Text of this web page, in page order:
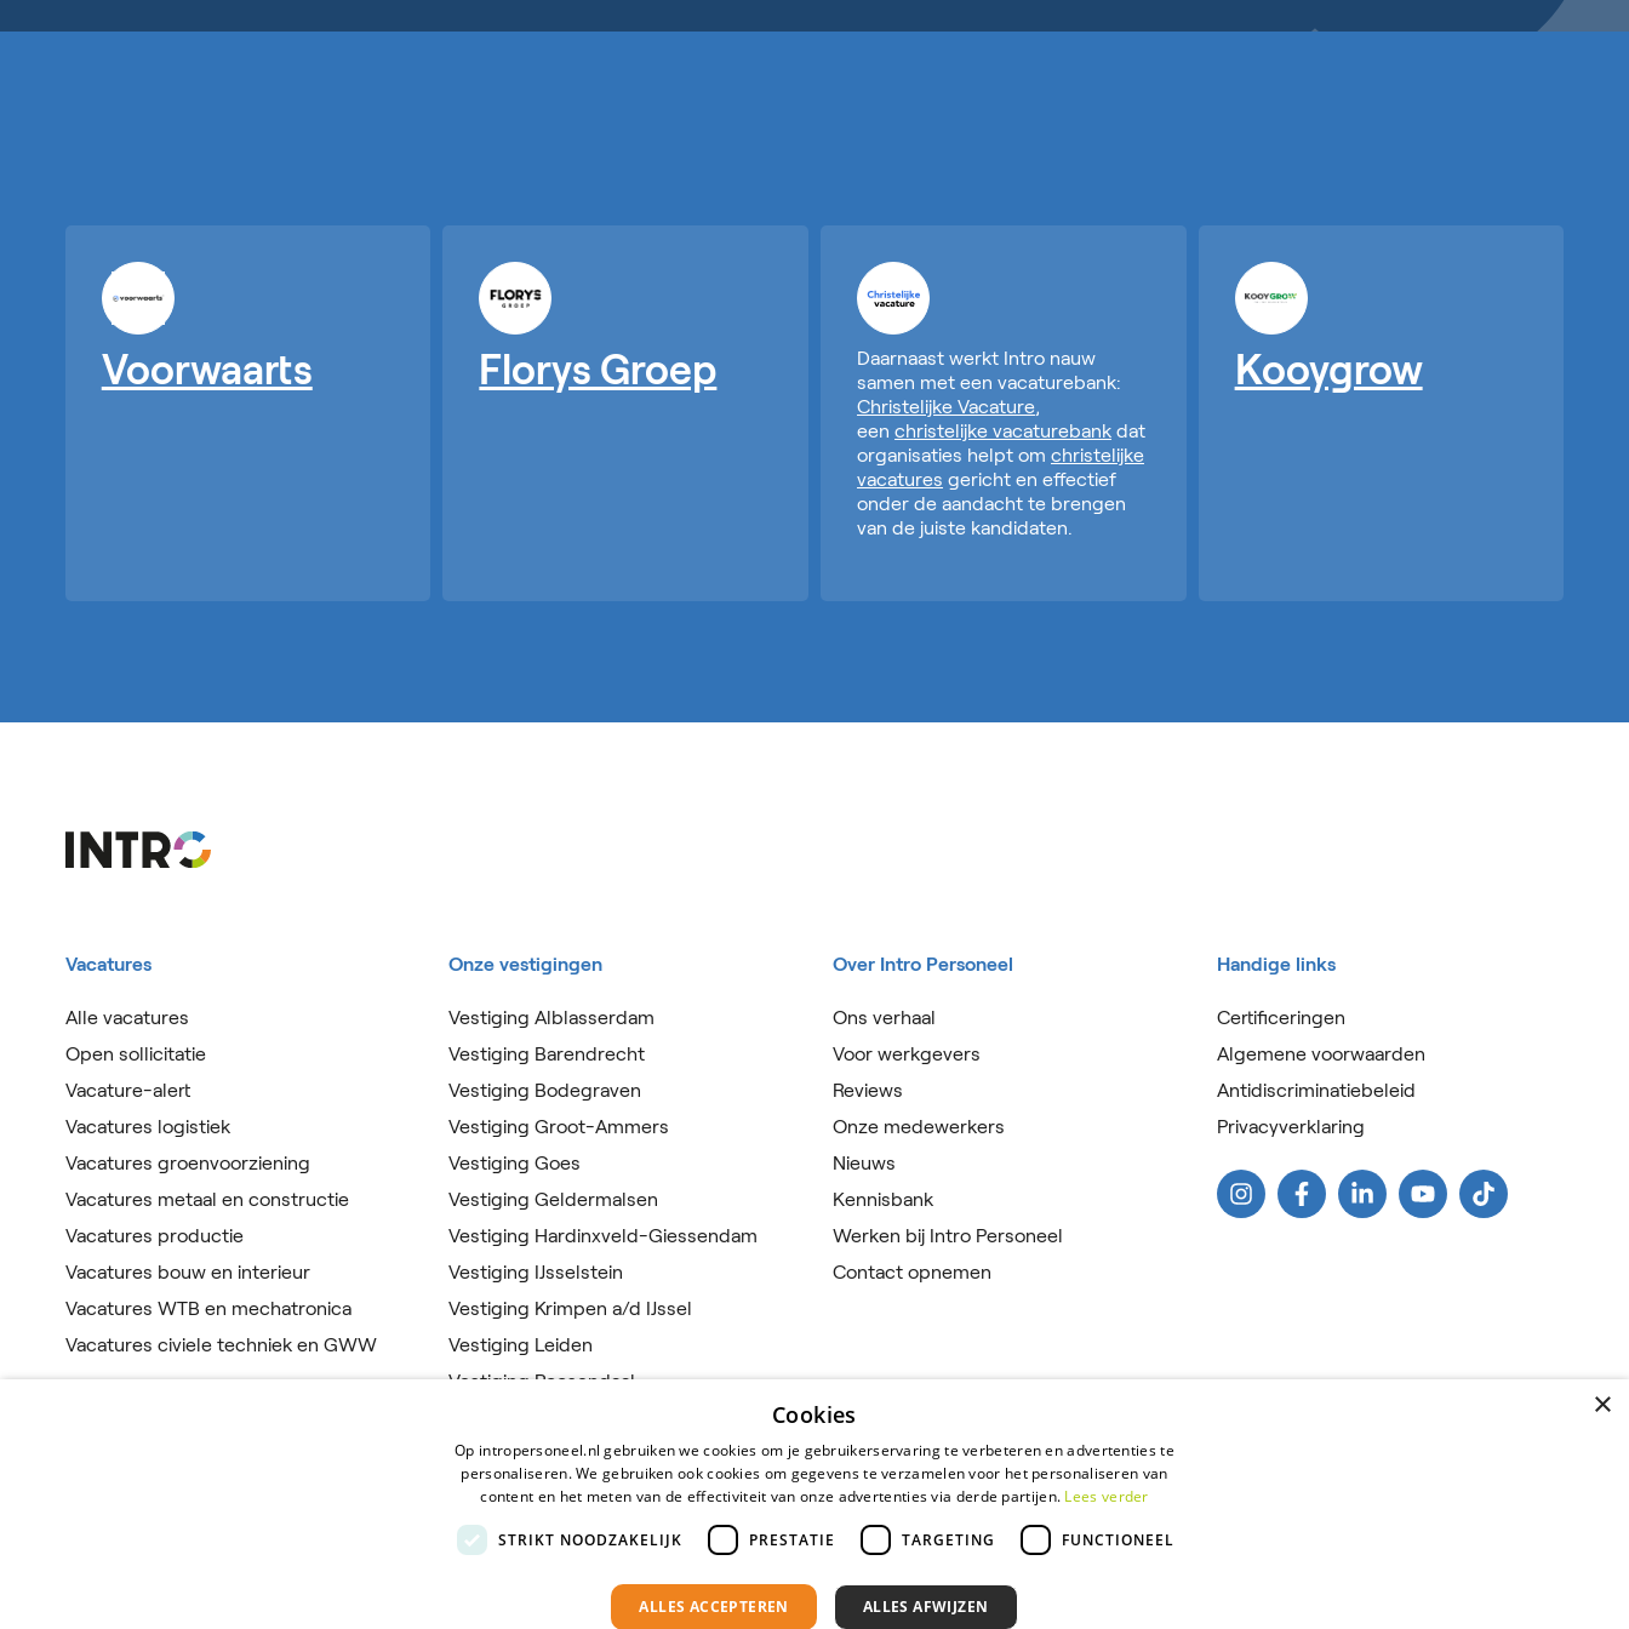
Voorwaarts Florys Groep
Daarnaast werkt Intro nauw
samen met een vacaturebank:
Christelijke Vacature,
een christelijke vacaturebank dat
organisaties helpt om christelijke
vacatures gericht en effectief
onder de aandacht te brengen
van de juiste kandidaten.
Kooygrow
Vacatures
Alle vacatures
Open sollicitatie
Vacature-alert
Vacatures logistiek
Vacatures groenvoorziening
Vacatures metaal en constructie
Vacatures productie
Vacatures bouw en interieur
Vacatures WTB en mechatronica
Vacatures civiele techniek en GWW
Onze vestigingen
Vestiging Alblasserdam
Vestiging Barendrecht
Vestiging Bodegraven
Vestiging Groot-Ammers
Vestiging Goes
Vestiging Geldermalsen
Vestiging Hardinxveld-Giessendam
Vestiging IJsselstein
Vestiging Krimpen a/d IJssel
Vestiging Leiden
Vestiging Roosendaal
Vestiging Sfântu Gheorghe, Roemenië
Over Intro Personeel
Ons verhaal
Voor werkgevers
Reviews
Onze medewerkers
Nieuws
Kennisbank
Werken bij Intro Personeel
Contact opnemen
Handige links
Certificeringen
Algemene voorwaarden
Antidiscriminatiebeleid
Privacyverklaring
Waar kan ik je mee helpen?
×
Cookies
Op intropersoneel.nl gebruiken we cookies om je gebruikerservaring te verbeteren en advertenties te
personaliseren. We gebruiken ook cookies om gegevens te verzamelen voor het personaliseren van
content en het meten van de effectiviteit van onze advertenties via derde partijen. Lees verder
STRIKT NOODZAKELIJK PRESTATIE TARGETING FUNCTIONEEL
ALLES ACCEPTEREN ALLES AFWIJZEN